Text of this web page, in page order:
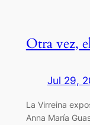
Otra vez,
Jul 29,
La Virreina
Anna María